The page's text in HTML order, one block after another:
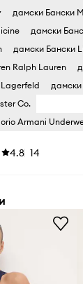
дамски Бански
дамски
дамски Бански
Ralph Lauren
Co.
Armani
4.8 14